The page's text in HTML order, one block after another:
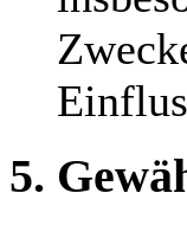
5.